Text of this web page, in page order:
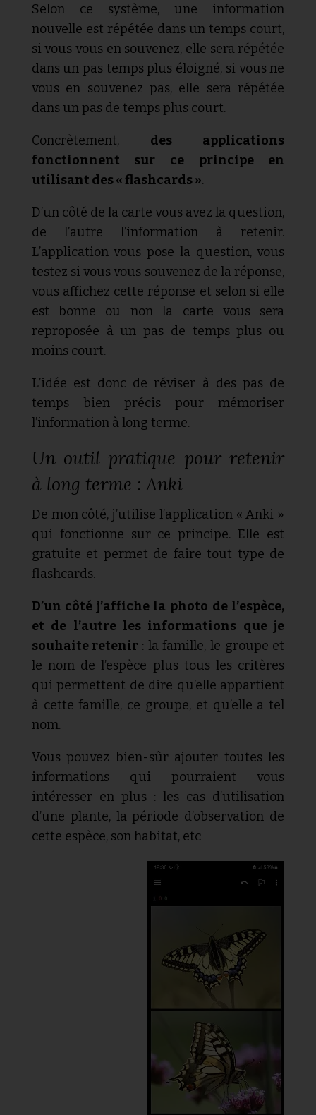
Selon ce système, une information
nouvelle est répétée dans un temps court,
si vous vous en souvenez, elle sera répétée
dans un pas temps plus éloigné, si vous ne
vous en souvenez pas, elle sera répétée
dans un pas de temps plus court.
Concrètement, des applications
fonctionnent sur ce principe en
utilisant des « flashcards ».
D’un côté de la carte vous avez la question,
de l’autre l’information à retenir.
L’application vous pose la question, vous
testez si vous vous souvenez de la réponse,
vous affichez cette réponse et selon si elle
est bonne ou non la carte vous sera
reproposée à un pas de temps plus ou
moins court.
L’idée est donc de réviser à des pas de
temps bien précis pour mémoriser
l’information à long terme.
Un outil pratique pour retenir
à long terme : Anki
De mon côté, j’utilise l’application « Anki »
qui fonctionne sur ce principe. Elle est
gratuite et permet de faire tout type de
flashcards.
D’un côté j’affiche la photo de l’espèce,
et de l’autre les informations que je
souhaite retenir : la famille, le groupe et
le nom de l’espèce plus tous les critères
qui permettent de dire qu’elle appartient
à cette famille, ce groupe, et qu’elle a tel
nom.
Vous pouvez bien-sûr ajouter toutes les
informations qui pourraient vous
intéresser en plus : les cas d’utilisation
d’une plante, la période d’observation de
cette espèce, son habitat, etc